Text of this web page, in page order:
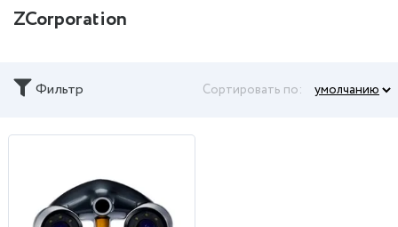
ZCorporation
Фильтр Сортировать по: